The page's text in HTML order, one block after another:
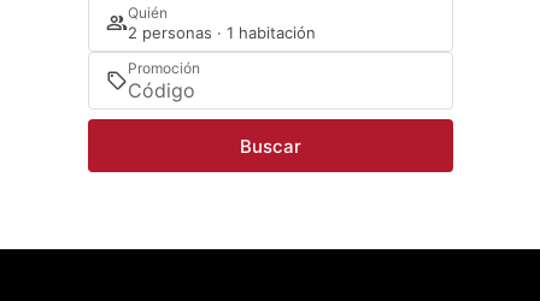
Quién
2 personas · 1 habitación
Promoción
Buscar